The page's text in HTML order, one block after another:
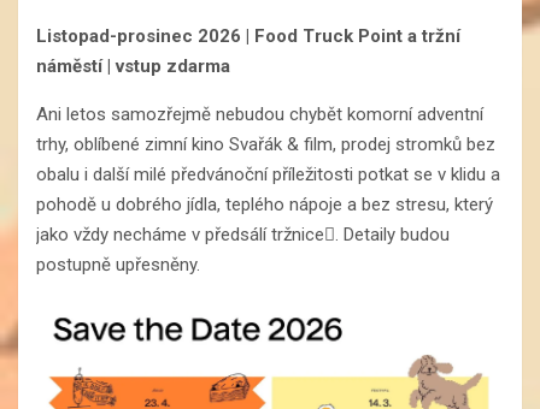
Listopad-prosinec 2026 | Food Truck Point a tržní
náměstí | vstup zdarma
Ani letos samozřejmě nebudou chybět komorní adventní
trhy, oblíbené zimní kino Svařák & film, prodej stromků bez
obalu i další milé předvánoční příležitosti potkat se v klidu a
pohodě u dobrého jídla, teplého nápoje a bez stresu, který
jako vždy necháme v předsálí tržnice. Detaily budou
postupně upřesněny.